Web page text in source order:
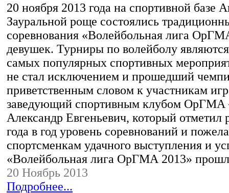
20 ноября 2013 года на спортивной базе
Зауральной роще состоялись
соревнования «Волейбольная лига
девушек. Турниры по волейболу
самых популярных спортивных
не стал исключением и прошедший
приветственным словом к участникам
заведующий спортивным клубом ОрГМА
Александр Евгеньевич, который отметил
года в год уровень соревнований и
спортсменкам удачного выступления и
«Волейбольная лига ОрГМА 2013»
20 Ноябрь 2013
Подробнее...